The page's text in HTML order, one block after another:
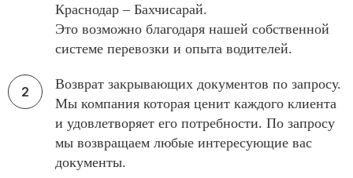
Краснодар – Бахчисарай.
Это возможно благодаря нашей собственной
системе перевозки и опыта водителей.
Возврат закрывающих документов по запросу.
Мы компания которая ценит каждого клиента
и удовлетворяет его потребности. По запросу
мы возвращаем любые интересующие вас
документы.